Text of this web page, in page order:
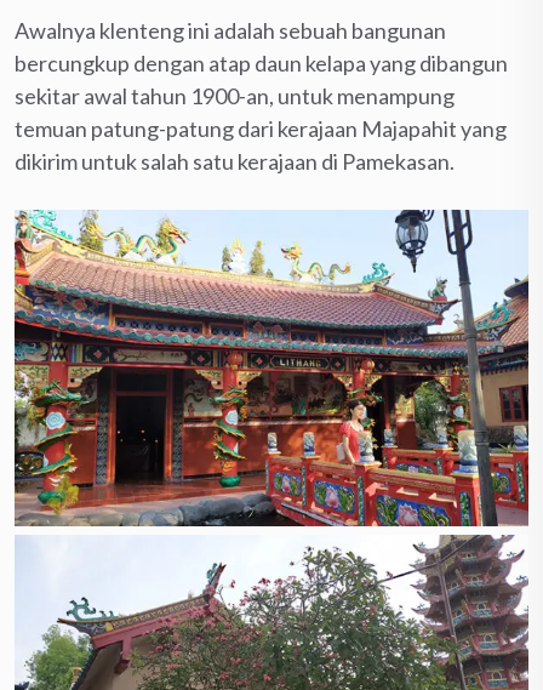
Awalnya klenteng ini adalah sebuah bangunan
bercungkup dengan atap daun kelapa yang dibangun
sekitar awal tahun 1900-an, untuk menampung
temuan patung-patung dari kerajaan Majapahit yang
dikirim untuk salah satu kerajaan di Pamekasan.